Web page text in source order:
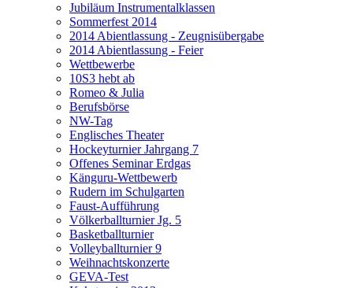
Jubiläum Instrumentalklassen
Sommerfest 2014
2014 Abientlassung - Zeugnisübergabe
2014 Abientlassung - Feier
Wettbewerbe
10S3 hebt ab
Romeo & Julia
Berufsbörse
NW-Tag
Englisches Theater
Hockeyturnier Jahrgang 7
Offenes Seminar Erdgas
Känguru-Wettbewerb
Rudern im Schulgarten
Faust-Aufführung
Völkerballturnier Jg. 5
Basketballturnier
Volleyballturnier 9
Weihnachtskonzerte
GEVA-Test